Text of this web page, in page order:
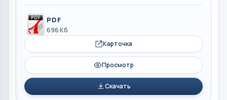
PDF
696 Кб
Карточка
Просмотр
Скачать